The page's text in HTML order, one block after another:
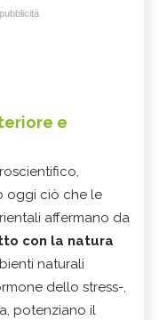
e
oggi ciò che le
affermano da
con la natura
naturali
dello stress-,
potenziano il